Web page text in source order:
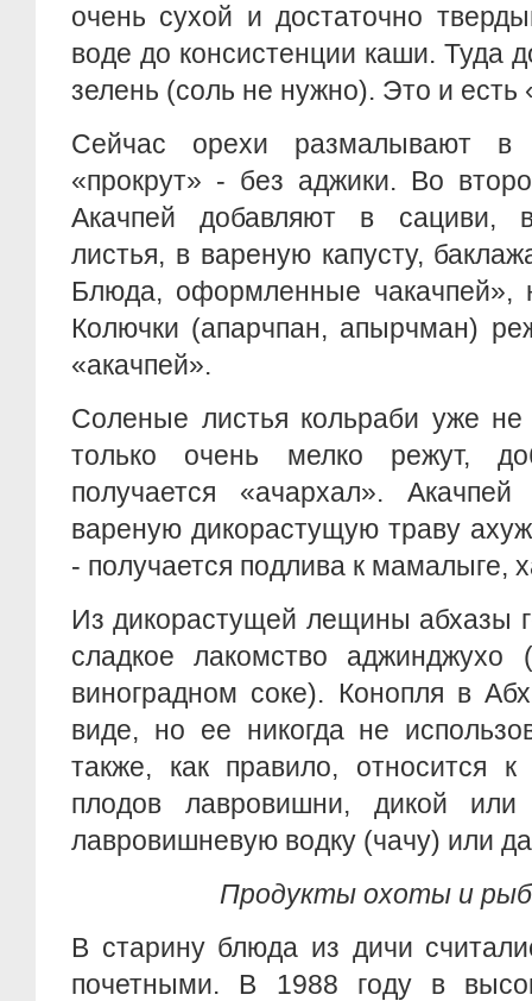
очень сухой и достаточно
воде до консистенции каши. Туда
зелень (соль не нужно). Это и есть
Сейчас орехи размалывают в
«прокрут» - без аджики. Во
Акачпей добавляют в сациви,
листья, в вареную капусту,
Блюда, оформленные чакачпей»,
Колючки (апарчпан, апырчман)
«акачпей».
Соленые листья кольраби уже
только очень мелко режут,
получается «ачархал».
вареную дикорастущую траву
- получается подлива к мамалыге,
Из дикорастущей лещины абхазы
сладкое лакомство
виноградном соке). Конопля в
виде, но ее никогда не
также, как правило, относится
плодов лавровишни, дикой или
лавровишневую водку (чачу) или
Продукты охоты и
В старину блюда из дичи
почетными. В 1988 году в